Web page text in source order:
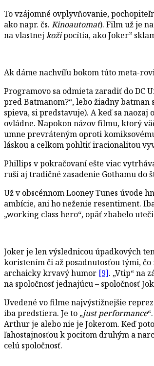
To vzájomné ovplyvňovanie,
ako napr. čs. Kinoautomat). Film už je
na vlastnej kožipocítia, ako Joker²
Ak dáme nachvíľu bokom túto meta-
Programovo sa odmieta zaradiť do DC
pred Batmanom?“, lebo žiadny
spieva, si predstavuje). A keď sa
ovládne. Napokon názov filmu, ktorý
umne prevráteným oproti
láskou a celkom pohltiť iracionalitou
Phillips v pokračovaní ešte viac
ruší aj tradičné zasadenie Gothamu do
Už v obscénnom Looney Tunes úvode
ambície, ani ho neženie resentiment.
„working class hero“, opäť zbabelo
Joker je len výslednicou úpadkových
koristením či až posadnutosťou tými,
archaicky krvavý humor [9]. „Vtip“ na
na spoločnosť jednajúcu – spoločnosť
Uvedené vo filme najvýstižnejšie
iba predstiera. Je to „just performance
Arthur je alebo nie je Jokerom. Keď
ľahostajnosťou k pocitom druhým a
celú spoločnosť.